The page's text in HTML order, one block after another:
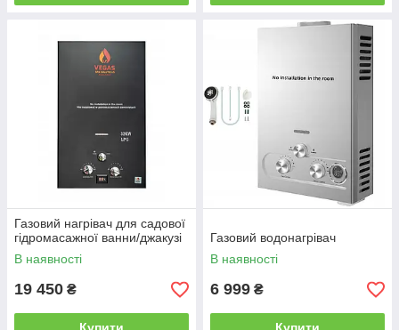
Газовий нагрівач для садової
гідромасажної ванни/джакузі
В наявності
19 450 ₴
Газовий водонагрівач
В наявності
6 999 ₴